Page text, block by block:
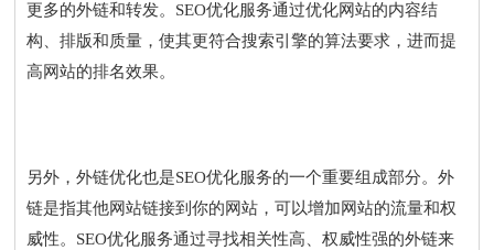
更多的外链和转发。SEO优化服务通过优化网站的内容结
构、排版和质量，使其更符合搜索引擎的算法要求，进而提
高网站的排名效果。
另外，外链优化也是SEO优化服务的一个重要组成部分。外
链是指其他网站链接到你的网站，可以增加网站的流量和权
威性。SEO优化服务通过寻找相关性高、权威性强的外链来